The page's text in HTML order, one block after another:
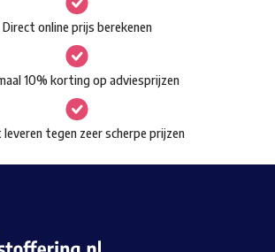
op zoek?
gekozen
worden
op
de
productpagina
Direct online prijs berekenen
10% korting op adviesprijzen
leveren tegen zeer scherpe prijzen